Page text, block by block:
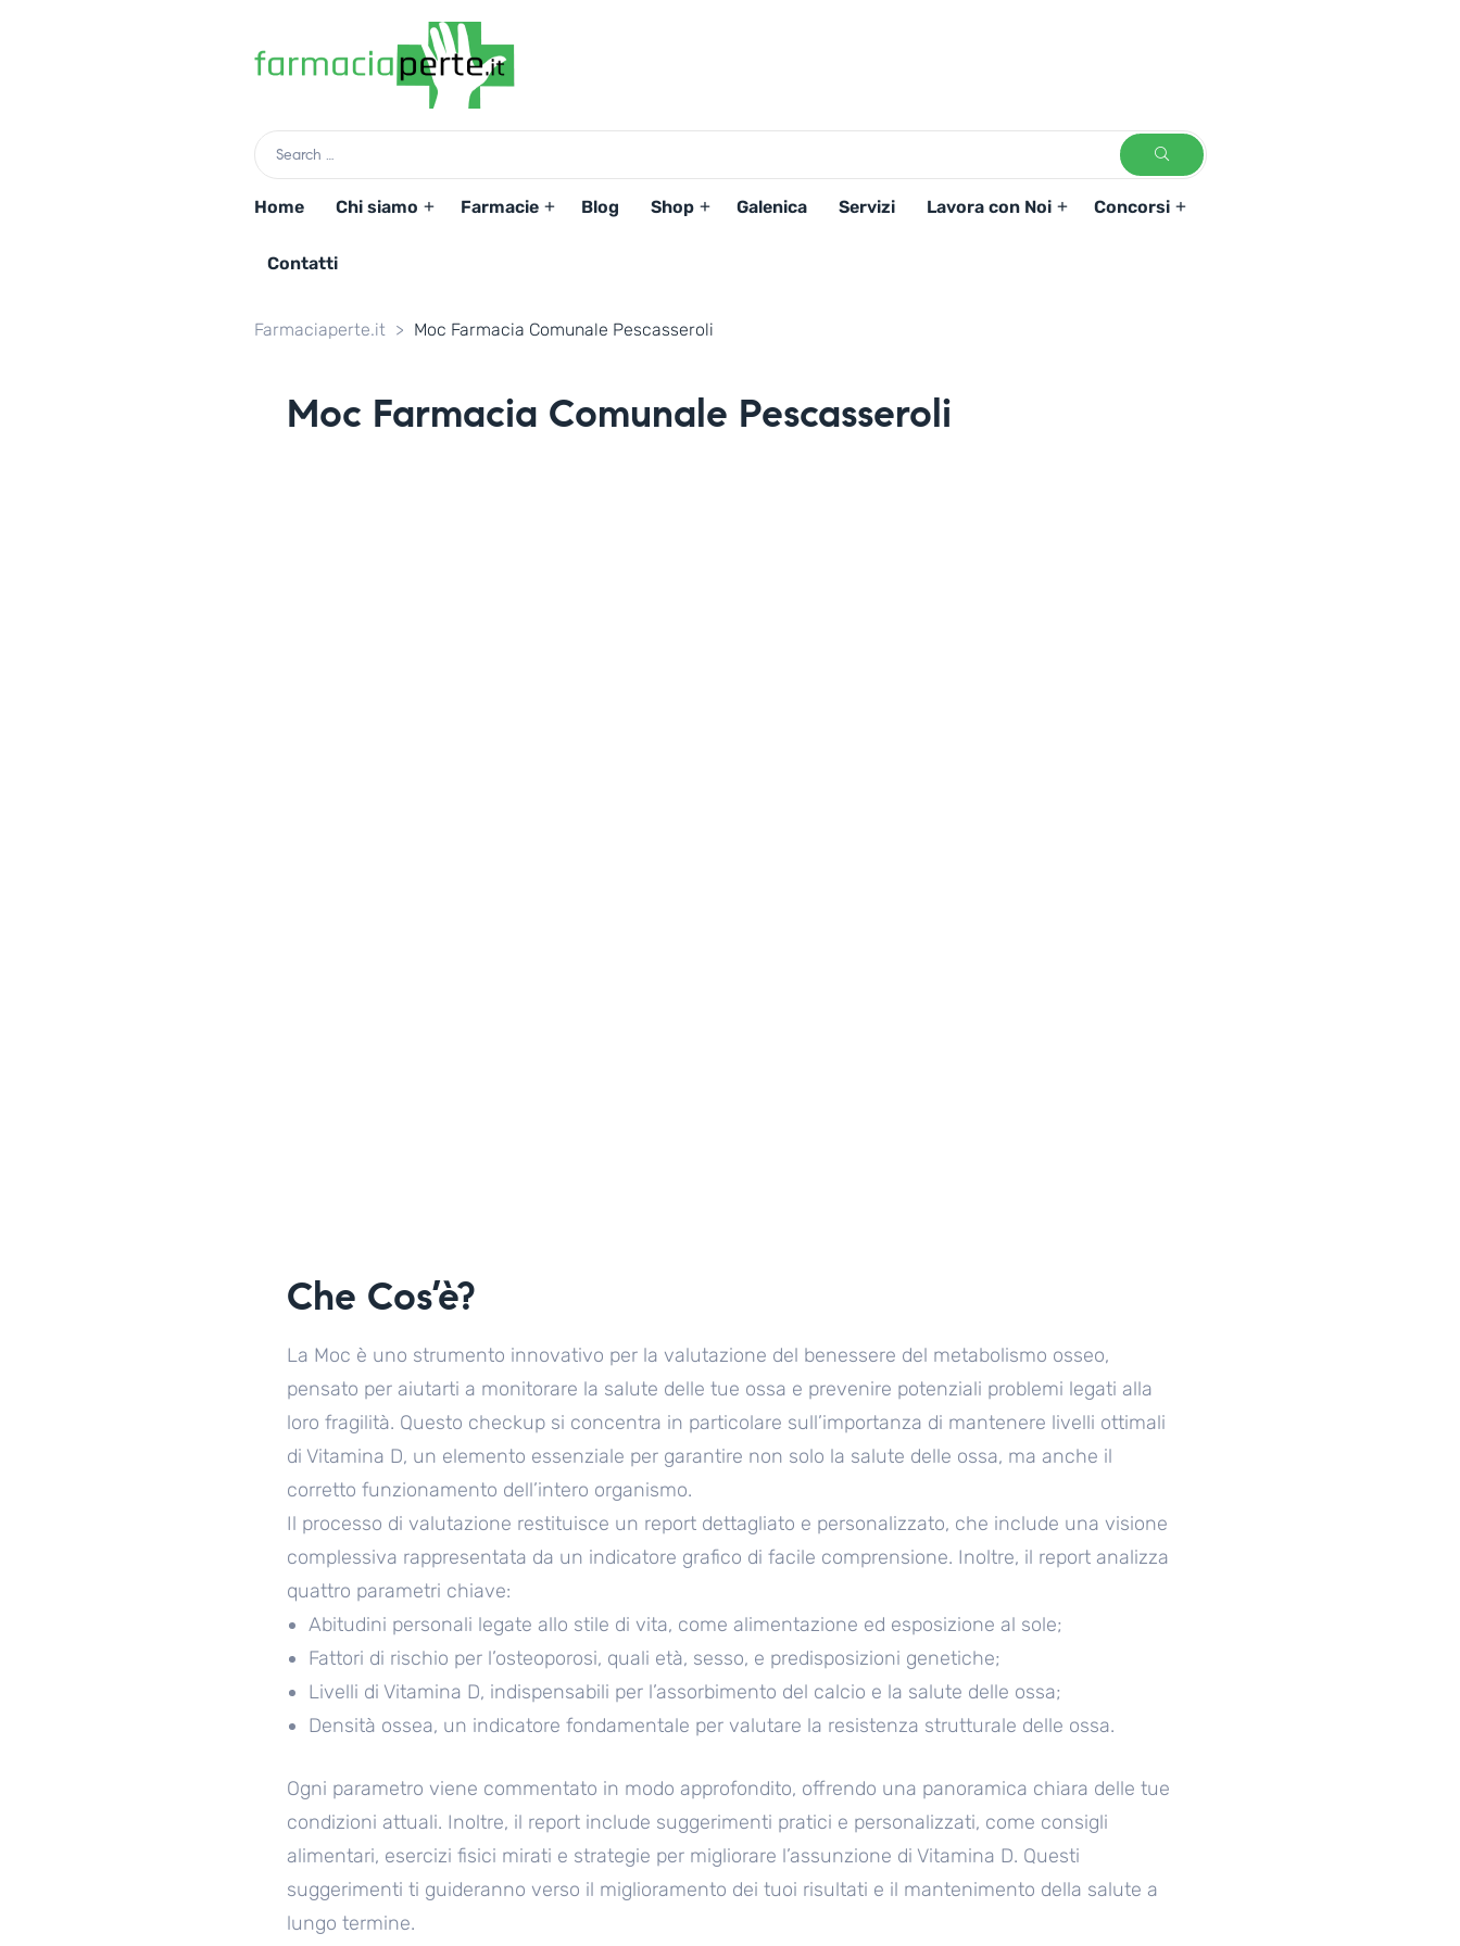
Persona
dei
Servizi
Home Chi siamo Farmacie Blog Shop Galenica Servizi Lavora con Noi Concorsi
Contatti
Farmaciaperte.it > Moc Farmacia Comunale Pescasseroli
Moc Farmacia Comunale Pescasseroli
Che Cos’è?
La Moc è uno strumento innovativo per la valutazione del benessere del metabolismo osseo,
pensato per aiutarti a monitorare la salute delle tue ossa e prevenire potenziali problemi legati alla
loro fragilità. Questo checkup si concentra in particolare sull’importanza di mantenere livelli ottimali
di Vitamina D, un elemento essenziale per garantire non solo la salute delle ossa, ma anche il
corretto funzionamento dell’intero organismo.
Il processo di valutazione restituisce un report dettagliato e personalizzato, che include una visione
complessiva rappresentata da un indicatore grafico di facile comprensione. Inoltre, il report analizza
quattro parametri chiave:
Abitudini personali legate allo stile di vita, come alimentazione ed esposizione al sole;
Fattori di rischio per l’osteoporosi, quali età, sesso, e predisposizioni genetiche;
Livelli di Vitamina D, indispensabili per l’assorbimento del calcio e la salute delle ossa;
Densità ossea, un indicatore fondamentale per valutare la resistenza strutturale delle ossa.
Ogni parametro viene commentato in modo approfondito, offrendo una panoramica chiara delle tue
condizioni attuali. Inoltre, il report include suggerimenti pratici e personalizzati, come consigli
alimentari, esercizi fisici mirati e strategie per migliorare l’assunzione di Vitamina D. Questi
suggerimenti ti guideranno verso il miglioramento dei tuoi risultati e il mantenimento della salute a
lungo termine.